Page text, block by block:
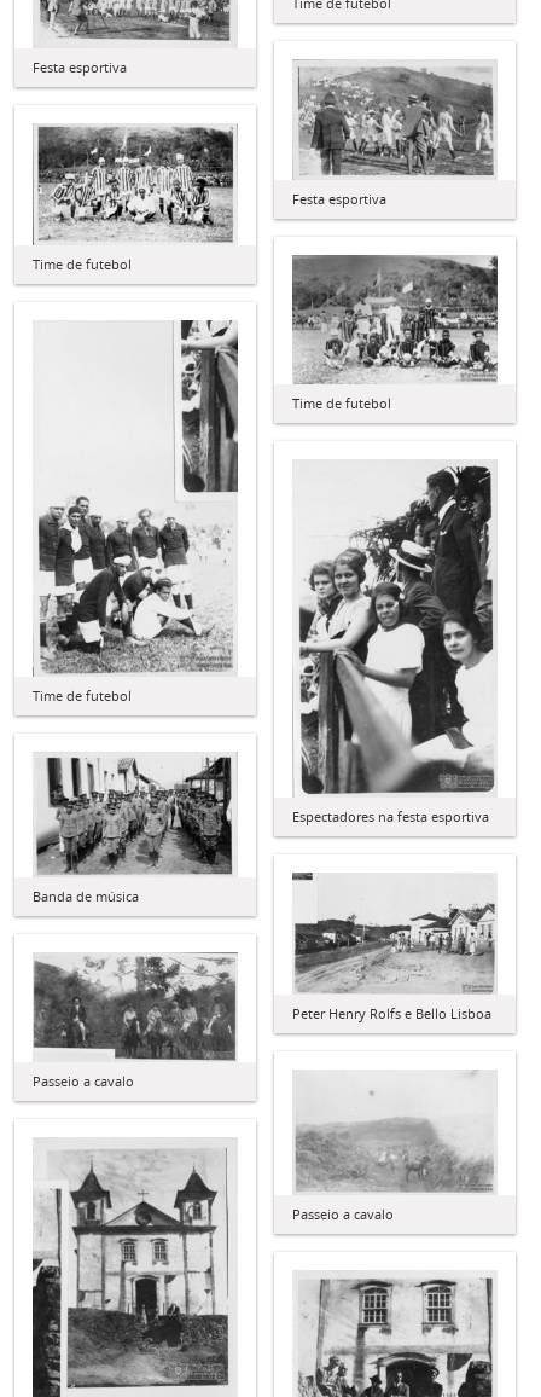
Festa esportiva
Festa esportiva
Time de futebol
Time de futebol
Time de futebol
Espectadores na festa esportiva
Banda de música
Peter Henry Rolfs e Bello Lisboa
Passeio a cavalo
Passeio a cavalo